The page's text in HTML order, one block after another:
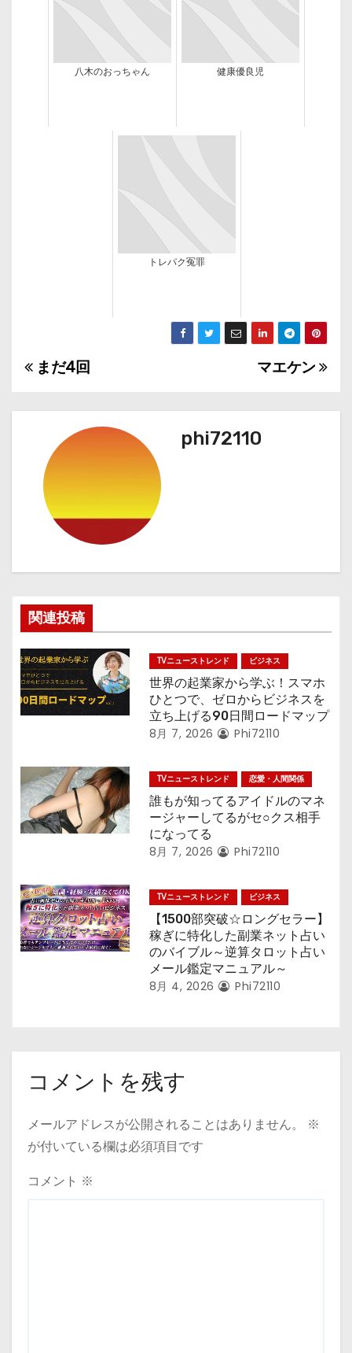
八木のおっちゃん 健康優良児
トレパク冤罪
投
稿
ビ
ゲ
シ
ョ
ン
マエケン
まだ4回
phi72110
関連投稿
TVニューストレンド ビジネス
世界の起業家から学ぶ！スマホ
ひとつで、ゼロからビジネスを
立ち上げる90日間ロードマップ
8月 7, 2026 Phi72110
TVニューストレンド 恋愛・人間関係
誰もが知ってるアイドルのマネ
ージャーしてるがセ○クス相手
になってる
8月 7, 2026 Phi72110
TVニューストレンド ビジネス
【1500部突破☆ロングセラー】
稼ぎに特化した副業ネット占い
のバイブル～逆算タロット占い
メール鑑定マニュアル～
8月 4, 2026 Phi72110
コメントを残す
メールアドレスが公開されることはありません。
※
が付いている欄は必須項目です
コメント ※